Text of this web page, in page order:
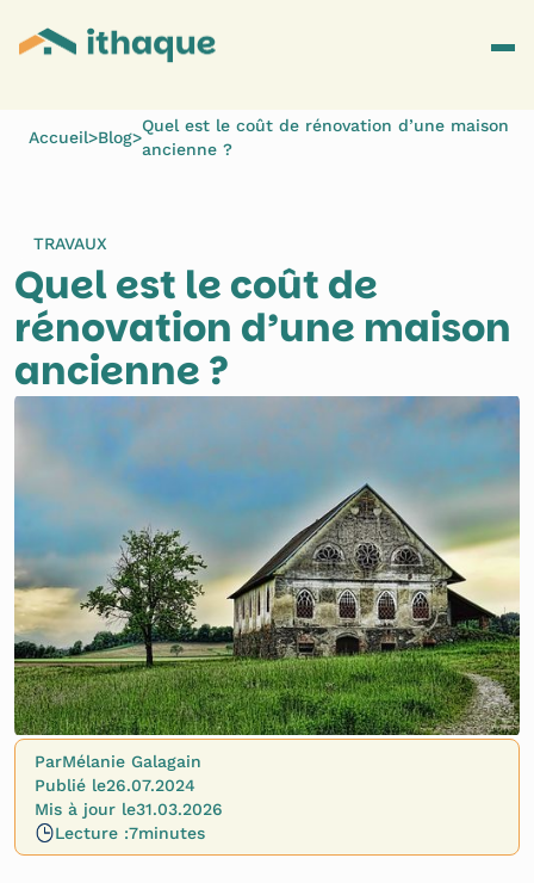
Accueil>Blog>
Quel est le coût de rénovation d’une maison
ancienne ?
TRAVAUX
Quel est le coût de
rénovation d’une maison
ancienne ?
ParMélanie Galagain
Publié le26.07.2024
Mis à jour le31.03.2026
Lecture :7minutes